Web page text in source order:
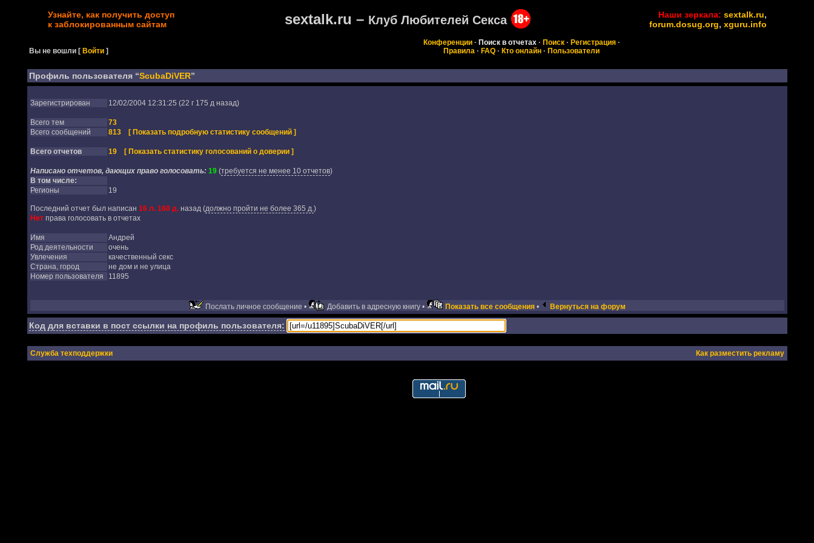
Узнайте, как получить доступ
к заблокированным сайтам
sextalk.ru – Клуб Любителей Секса Наши зеркала: sextalk.ru,
forum.dosug.org, xguru.info
Вы не вошли [Войти ]
Конференции· Поиск в отчетах· Поиск· Регистрация·
Правила · FAQ · Кто онлайн · Пользователи
Профиль пользователя “ScubaDiVER”
Зарегистрирован 12/02/2004 12:31:25 (22 г 175 д назад)
Всего тем
73
Всего сообщений
813 [ Показать подробную статистику сообщений ]
Всего отчетов 19 [ Показать статистику голосований о доверии ]
Написано отчетов, дающих право голосовать: 19(требуется не менее 10 отчетов)
В том числе:
Регионы
19
Последний отчет был написан 16 л. 160 д.назад(должно пройти не более 365 д.)
Нетправа голосовать в отчетах
Имя
Андрей
Род деятельности
очень
Увлечения
качественный секс
Страна, город
не дом и не улица
Номер пользователя
11895
Послать личное сообщение • Добавить в адресную книгу • Показать все сообщения• Вернуться на форум
Код для вставки в пост ссылки на профиль пользователя:
Служба техподдержки Как разместить рекламу